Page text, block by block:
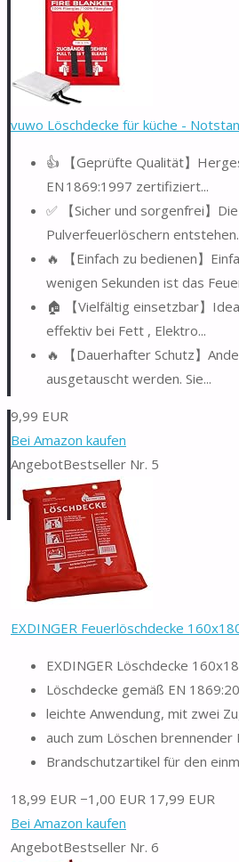
vuwo Löschdecke für küche -
👍 【Geprüfte Qualität】
EN 1869:1997 zertifiziert...
✅ 【Sicher und sorgenfrei】
Pulverfeuerlöschern
🔥 【Einfach zu bedienen】
wenigen Sekunden ist das
🏠 【Vielfältig einsetzbar】
effektiv bei Fett , Elektro...
🔥 【Dauerhafter Schutz】
ausgetauscht werden. Sie...
9,99 EUR
Bei Amazon kaufen
AngebotBestseller Nr. 5
EXDINGER Feuerlöschdecke
EXDINGER Löschdecke
Löschdecke gemäß EN
leichte Anwendung, mit zwei
auch zum Löschen
Brandschutzartikel für den
18,99 EUR −1,00 EUR 17,99 EUR
Bei Amazon kaufen
AngebotBestseller Nr. 6